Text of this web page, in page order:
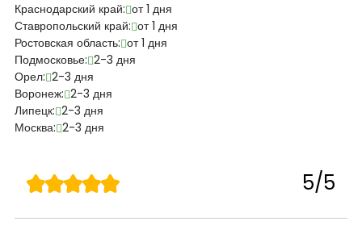
Краснодарский край: от 1 дня
Ставропольский край: от 1 дня
Ростовская область: от 1 дня
Подмосковье: 2-3 дня
Орел: 2-3 дня
Воронеж: 2-3 дня
Липецк: 2-3 дня
Москва: 2-3 дня
5/5